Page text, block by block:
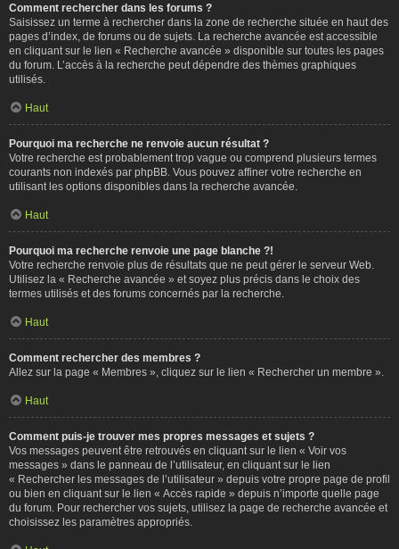
Comment rechercher dans les forums ?
Saisissez un terme à rechercher dans la zone de recherche située en haut des
pages d’index, de forums ou de sujets. La recherche avancée est accessible
en cliquant sur le lien « Recherche avancée » disponible sur toutes les pages
du forum. L’accès à la recherche peut dépendre des thèmes graphiques
utilisés.
Haut
Pourquoi ma recherche ne renvoie aucun résultat ?
Votre recherche est probablement trop vague ou comprend plusieurs termes
courants non indexés par phpBB. Vous pouvez affiner votre recherche en
utilisant les options disponibles dans la recherche avancée.
Haut
Pourquoi ma recherche renvoie une page blanche ?!
Votre recherche renvoie plus de résultats que ne peut gérer le serveur Web.
Utilisez la « Recherche avancée » et soyez plus précis dans le choix des
termes utilisés et des forums concernés par la recherche.
Haut
Comment rechercher des membres ?
Allez sur la page « Membres », cliquez sur le lien « Rechercher un membre ».
Haut
Comment puis-je trouver mes propres messages et sujets ?
Vos messages peuvent être retrouvés en cliquant sur le lien « Voir vos
messages » dans le panneau de l’utilisateur, en cliquant sur le lien
« Rechercher les messages de l’utilisateur » depuis votre propre page de profil
ou bien en cliquant sur le lien « Accès rapide » depuis n’importe quelle page
du forum. Pour rechercher vos sujets, utilisez la page de recherche avancée et
choisissez les paramètres appropriés.